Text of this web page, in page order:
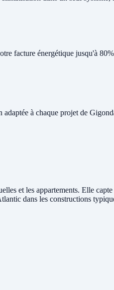
facture énergétique jusqu'à
à chaque projet de
et les appartements. Elle
dans les constructions